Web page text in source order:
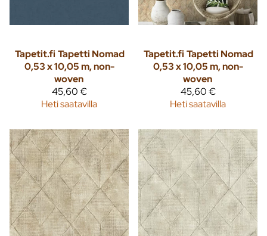
Tapetit.fiTapetti Nomad
0,53 x 10,05 m, non-
woven
45,60 €
Heti saatavilla
Tapetit.fiTapetti Nomad
0,53 x 10,05 m, non-
woven
45,60 €
Heti saatavilla